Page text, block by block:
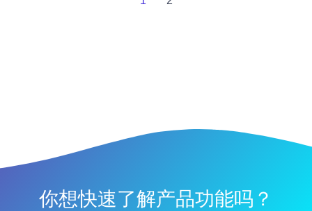
你想快速了解产品功能吗？